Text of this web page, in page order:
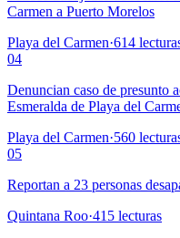
Carmen a Puerto Morelos
Playa del Carmen·614
04
Denuncian caso de presunto
Esmeralda de Playa del
Playa del Carmen·560
05
Reportan a 23 personas
Quintana Roo·415 lecturas